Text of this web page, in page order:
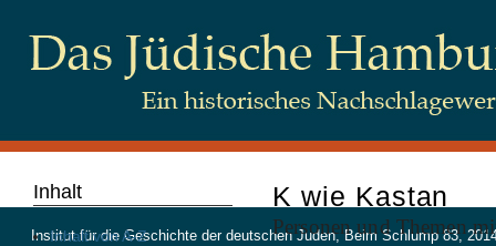
K wie Kastan
Personen und Themen
Inhalt
Inhalt von A-Z
Institut für die Geschichte der deutschen Juden, Beim Schlump 83,